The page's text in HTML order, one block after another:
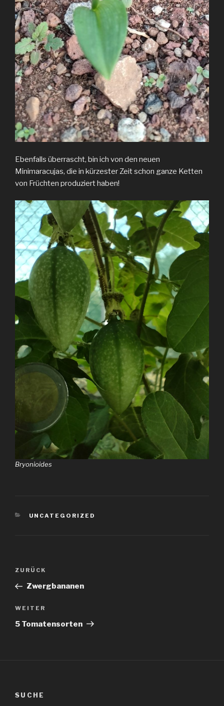
Ebenfalls überrascht, bin ich von den neuen
Minimaracujas, die in kürzester Zeit schon ganze Ketten
von Früchten produziert haben!
Bryonioides
KATEGORIEN
UNCATEGORIZED
Beitragsnavigation
Vorheriger
Beitrag
ZURÜCK
Zwergbananen
Nächster
Beitrag
WEITER
5 Tomatensorten
SUCHE